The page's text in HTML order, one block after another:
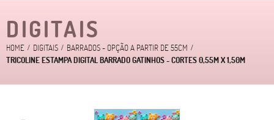
DIGITAIS
HOME DIGITAIS
BARRADOS - OPÇÃO A PARTIR DE 55CM
TRICOLINE ESTAMPA DIGITAL BARRADO GATINHOS - CORTES 0,55M X 1,50M